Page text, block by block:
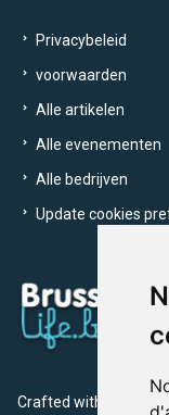
Privacybeleid
voorwaarden
Alle artikelen
Alle evenementen
Alle bedrijven
Update cookies
Crafted with by